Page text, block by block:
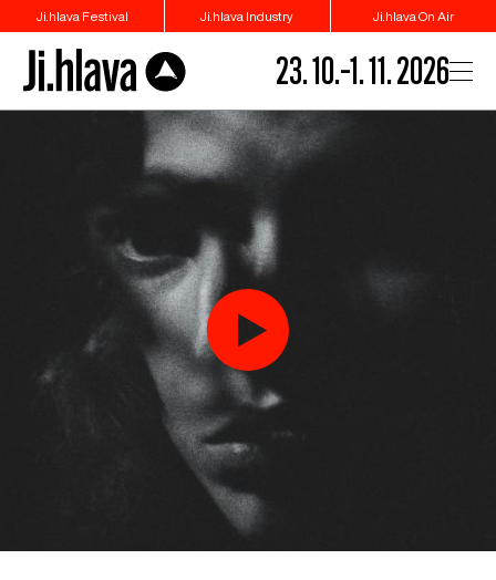
Ji.hlava Festival Ji.hlava Industry Ji.hlava On Air
23. 10.–1. 11. 2026